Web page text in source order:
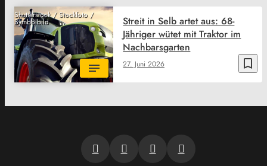
Shutterstock / Stockfoto /
Symbolbild
bookmark_border
27. Juni 2026
Streit in Selb artet aus: 68-
Jähriger wütet mit Traktor im
Nachbarsgarten